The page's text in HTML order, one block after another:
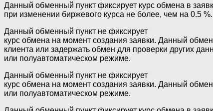
Данный обменный пункт фиксирует курс обмена в
при изменении биржевого курса не более, чем на 0.5 %.
Данный обменный пункт не фиксирует
курс обмена на момент создания заявки. Данный
клиента или задержать обмен для проверки других
или полуавтоматическом режиме.
Данный обменный пункт не фиксирует
курс обмена на момент создания заявки. Данный
или полуавтоматическом режиме.